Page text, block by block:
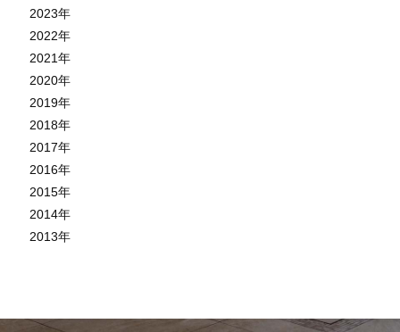
2023年
2022年
2021年
2020年
2019年
2018年
2017年
2016年
2015年
2014年
2013年